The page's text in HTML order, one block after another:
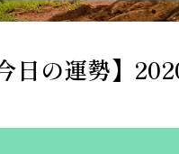
日の運勢】